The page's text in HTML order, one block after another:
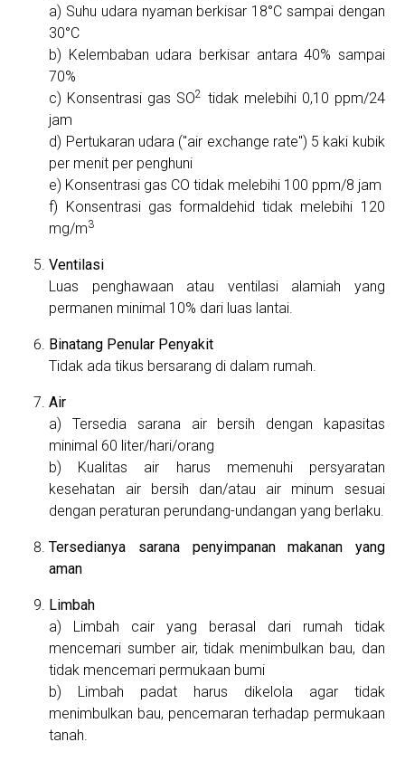
Suhu udara nyaman berkisar 18°C sampai dengan
30°C
Kelembaban udara berkisar antara 40% sampai
70%
Konsentrasi gas SO2 tidak melebihi 0,10 ppm/24
jam
Pertukaran udara ("air exchange rate") 5 kaki kubik
per menit per penghuni
Konsentrasi gas CO tidak melebihi 100 ppm/8 jam
Konsentrasi gas formaldehid tidak melebihi 120
mg/m3
Ventilasi
Luas penghawaan atau ventilasi alamiah yang
permanen minimal 10% dari luas lantai.
Binatang Penular Penyakit
Tidak ada tikus bersarang di dalam rumah.
Air
Tersedia sarana air bersih dengan kapasitas
minimal 60 liter/hari/orang
Kualitas air harus memenuhi persyaratan
kesehatan air bersih dan/atau air minum sesuai
dengan peraturan perundang-undangan yang berlaku.
Tersedianya sarana penyimpanan makanan yang
aman
Limbah
Limbah cair yang berasal dari rumah tidak
mencemari sumber air, tidak menimbulkan bau, dan
tidak mencemari permukaan bumi
Limbah padat harus dikelola agar tidak
menimbulkan bau, pencemaran terhadap permukaan
tanah.